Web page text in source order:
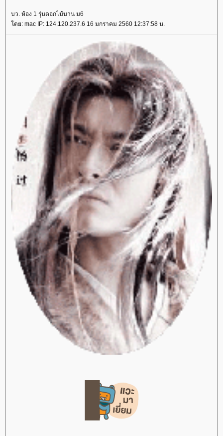
บว. ห้อง 1 รุ่นดอกไม้บาน ม6
ดย: mac IP: 124.120.237.6 16 มกราคม 2560 12:37:58 น.